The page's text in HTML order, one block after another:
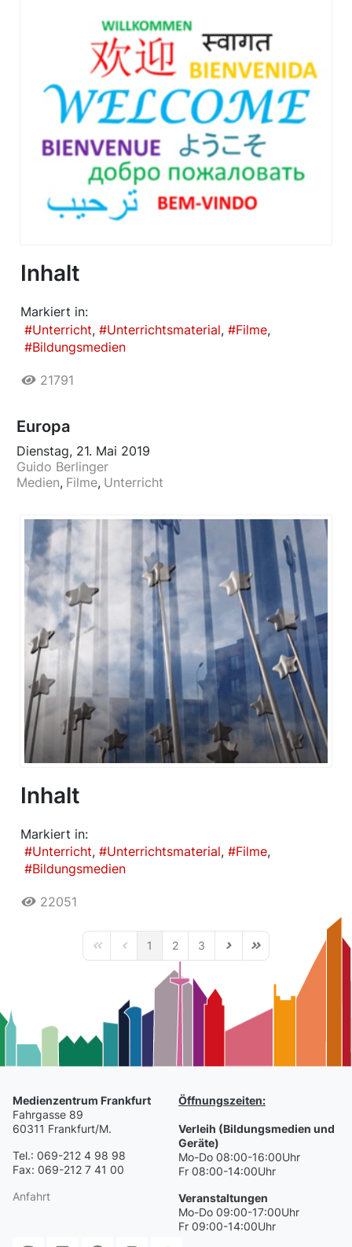
Inhalt
Markiert in:
Unterricht
Unterrichtsmaterial
Filme
Bildungsmedien
21791
Europa
Dienstag, 21. Mai 2019
Guido Berlinger
Medien Filme Unterricht
Inhalt
Markiert in:
Unterricht
Unterrichtsmaterial
Filme
Bildungsmedien
22051
First PagePrevious Page
1 2 3 Next PageLast Page
Medienzentrum Frankfurt
Fahrgasse 89
60311 Frankfurt/M.
Tel.: 069-212 4 98 98
Fax: 069-212 7 41 00
Anfahrt
Öffnungszeiten:
Verleih (Bildungsmedien und
Geräte)
Mo-Do 08:00-16:00Uhr
Fr 08:00-14:00Uhr
Veranstaltungen
Mo-Do 09:00-17:00Uhr
Fr 09:00-14:00Uhr